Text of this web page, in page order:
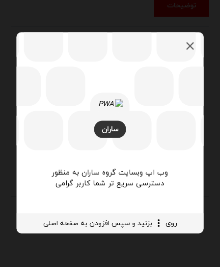
ساران
وب اپ وبسایت گروه ساران به منظور
دسترسی سریع تر شما کاربر گرامی
روی بزنید و سپس افزودن به صفحه اصلی
توضیحات
ویژگی‌های فیزیکی و عملکردی:
حفاظتی و حرارتی بالا
دستگاه